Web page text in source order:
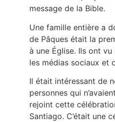
message de la Bible.
Une famille entière a
de Pâques était la
à une Église. Ils ont vu
les médias sociaux et
Il était intéressant de
personnes qui
rejoint cette
Santiago. C’était une